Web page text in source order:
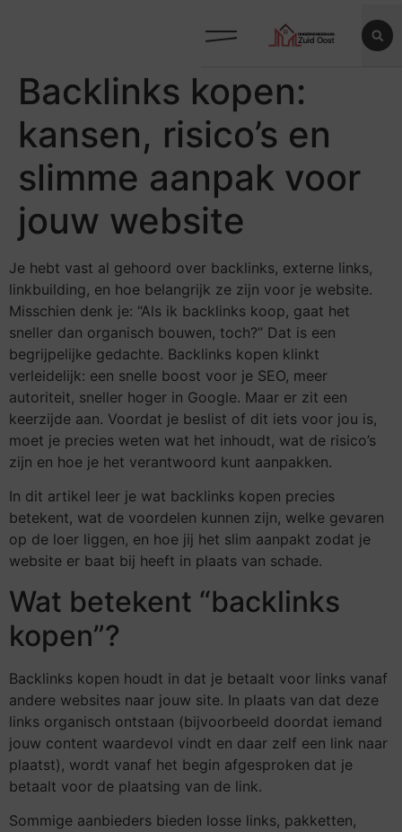
Backlinks kopen:
kansen, risico’s en
slimme aanpak voor
jouw website
Je hebt vast al gehoord over backlinks, externe links,
linkbuilding, en hoe belangrijk ze zijn voor je website.
Misschien denk je: “Als ik backlinks koop, gaat het
sneller dan organisch bouwen, toch?” Dat is een
begrijpelijke gedachte. Backlinks kopen klinkt
verleidelijk: een snelle boost voor je SEO, meer
autoriteit, sneller hoger in Google. Maar er zit een
keerzijde aan. Voordat je beslist of dit iets voor jou is,
moet je precies weten wat het inhoudt, wat de risico’s
zijn en hoe je het verantwoord kunt aanpakken.
In dit artikel leer je wat backlinks kopen precies
betekent, wat de voordelen kunnen zijn, welke gevaren
op de loer liggen, en hoe jij het slim aanpakt zodat je
website er baat bij heeft in plaats van schade.
Wat betekent “backlinks
kopen”?
Backlinks kopen houdt in dat je betaalt voor links vanaf
andere websites naar jouw site. In plaats van dat deze
links organisch ontstaan (bijvoorbeeld doordat iemand
jouw content waardevol vindt en daar zelf een link naar
plaatst), wordt vanaf het begin afgesproken dat je
betaalt voor de plaatsing van de link.
Sommige aanbieders bieden losse links, pakketten,